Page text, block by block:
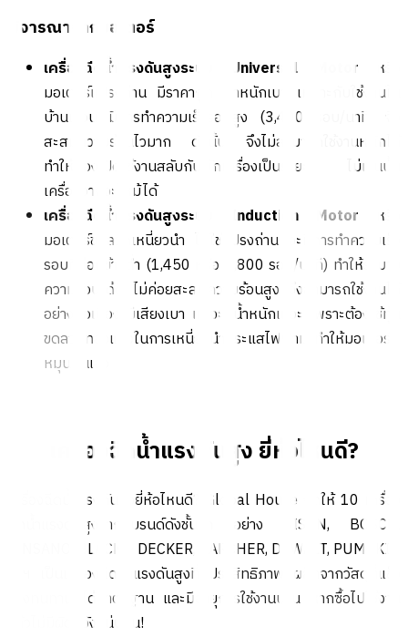
พิจารณาจากมอเตอร์
เครื่องฉีดน้ำแรงดันสูงระบบ Universal Motor หรือ
มอเตอร์แปรงถ่าน มีราคาถูก น้ำหนักเบา เหมาะกับใช้งานใน
บ้านเรือน มีการทำความเร็วรอบสูง (3,400 รอบ/นาที) จึง
สะสมความร้อนไวมาก ดังนั้น จึงไม่สามารถใช้งานหนักได้
ทำให้ต้องเปิดใช้งานสลับกับพักเครื่องเป็นระยะ ไม่เช่นนั้น
เครื่องอาจจะไหม้ได้
เครื่องฉีดน้ำแรงดันสูงระบบ Induction Motor หรือ
มอเตอร์ขดลวดเหนี่ยวนำ ไม่ใช่แปรงถ่าน จะมีการทำความเร็ว
รอบที่ค่อนข้างต่ำ (1,450 หรือ 2,800 รอบ/นาที) ทำให้ระบาย
ความร้อนได้ดี ไม่ค่อยสะสมความร้อนสูง จึงสามารถใช้งานได้
อย่างต่อเนื่อง มีเสียงเบา แต่จะมีน้ำหนักเยอะ เพราะต้องใช้ทุ่น
ขดลวดทองแดงในการเหนี่ยวนำกระแสไฟฟ้ามาทำให้มอเตอร์
หมุนนั่นเอง
เครื่องฉีดน้ำแรงดันสูง ยี่ห้อไหนดี?
เครื่องฉีดน้ำแรงดันสูงยี่ห้อไหนดี? Global House จัดให้ 10 เครื่อง
ฉีดน้ำแรงดันสูงจากแบรนด์ดังชั้นนำ อย่าง BISON, BOSCH,
ZINSANO, BLACK + DECKER, KARCHER, DEWALT, PUMPKIN
ฯลฯ เป็นเครื่องฉีดน้ำแรงดันสูงที่มีประสิทธิภาพ ผลิตจากวัสดุที่แข็ง
แรงทนทาน ได้มาตรฐาน และมีอายุการใช้งานนาน หากซื้อไปใช้งาน
แล้วไม่มีผิดหวังแน่นอน!